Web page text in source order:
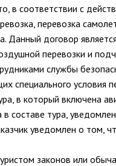
в соответствии с
перевозка
Данный договор
перевозки и
службы
специального условия
в который включена
составе тура,
уведомлен о том,
законов или